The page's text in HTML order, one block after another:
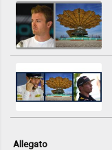
Allegato